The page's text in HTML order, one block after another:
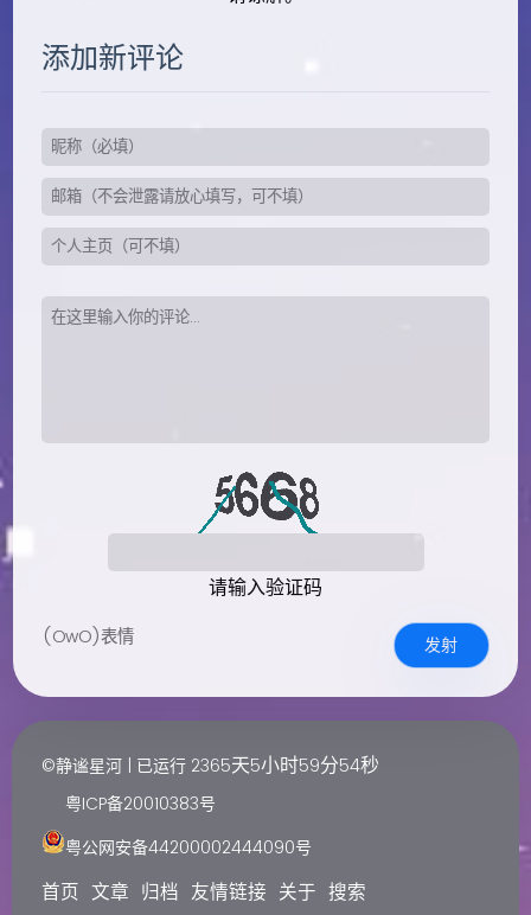
添加新评论
请输入验证码
(OwO)表情 发射
©静谧星河 | 已运行 2365天5小时59分54秒
粤ICP备20010383号
粤公网安备44200002444090号
首页 文章 归档 友情链接 关于 搜索